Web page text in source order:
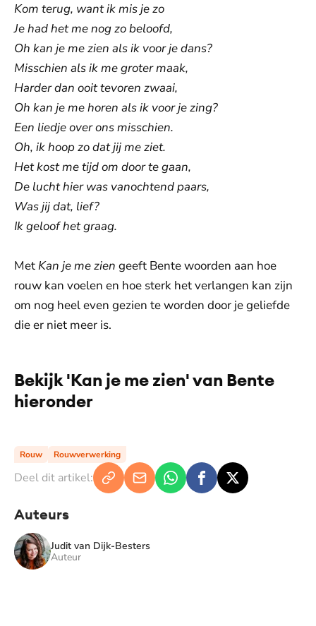
Kom terug, want ik mis je zo
Je had het me nog zo beloofd,
Oh kan je me zien als ik voor je dans?
Misschien als ik me groter maak,
Harder dan ooit tevoren zwaai,
Oh kan je me horen als ik voor je zing?
Een liedje over ons misschien.
Oh, ik hoop zo dat jij me ziet.
Het kost me tijd om door te gaan,
De lucht hier was vanochtend paars,
Was jij dat, lief?
Ik geloof het graag.
Met Kan je me zien geeft Bente woorden aan hoe
rouw kan voelen en hoe sterk het verlangen kan zijn
om nog heel even gezien te worden door je geliefde
die er niet meer is.
Bekijk 'Kan je me zien' van Bente
hieronder
De weergave van deze video vereist jouw
Rouw
Rouwverwerking
Deel dit artikel:
Auteurs
Judit van Dijk-Besters
Auteur